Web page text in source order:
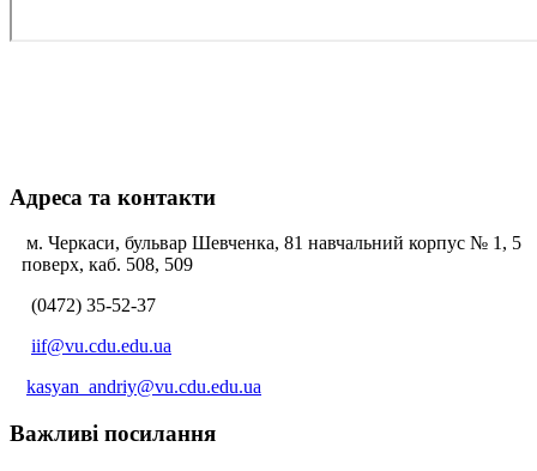
Адреса та контакти
м. Черкаси, бульвар Шевченка, 81 навчальний корпус № 1, 5
поверх, каб. 508, 509
(0472) 35-52-37
iif@vu.cdu.edu.ua
kasyan_andriy@vu.cdu.edu.ua
Важливі посилання